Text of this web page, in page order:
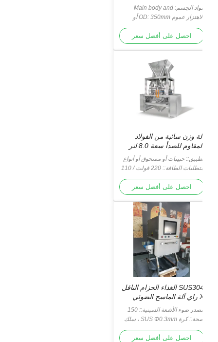
الجسم:Main body and
contact surface is
الرئيسي وسطح التلامس هو
SUS304.
الاهتزاز عموم OD: 350mm أو
متطلبات الزبون
احصل على أفضل سعر
وزن سائبة من الفولاذ
للصدأ سعة 8.0 لتر
حبيبات أو مسحوق أو أنواع
متطلبات الطاقة:: 220 فولت / 110
، / 50/60 هرتز / 10 أمبير
احصل على أفضل سعر
SUS304 الغذاء الحزام الناقل
مصدر ضوء الأشعة السينية:: 150
صحة:: كرة SUS Φ0.3mm ، سلك
SUS Φ0.2 *
احصل على أفضل سعر